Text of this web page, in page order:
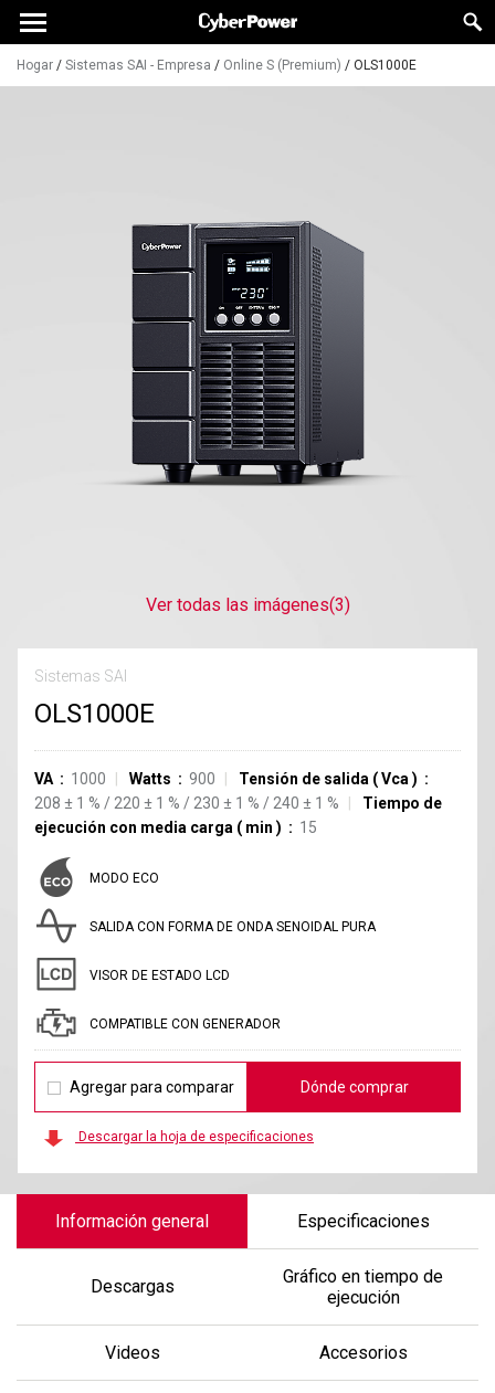
Hogar / Sistemas SAI - Empresa / Online S (Premium) / OLS1000E
Ver todas las imágenes(3)
Sistemas SAI
OLS1000E
VA 1000 Watts 900 Tensión de salida (Vca )
208 ± 1 % / 220 ± 1 % / 230 ± 1 % / 240 ± 1 %
Tiempo de
ejecución con media carga ( min ) 15
MODO ECO
SALIDA CON FORMA DE ONDA SENOIDAL PURA
VISOR DE ESTADO LCD
COMPATIBLE CON GENERADOR
Agregar para comparar Dónde comprar
Descargar la hoja de especificaciones
Información general Especificaciones
Descargas
Gráfico en tiempo de
ejecución
Videos Accesorios